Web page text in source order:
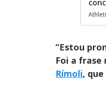
“Estou
Foi a
Rímoli,